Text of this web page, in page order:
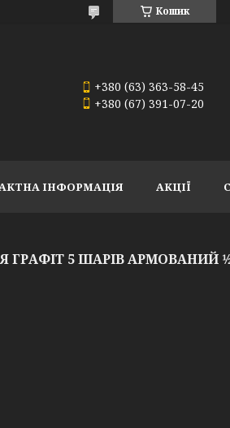
Кошик
+380 (63) 363-58-45
+380 (67) 391-07-20
ІНФОРМАЦІЯ АКЦІЇ
5 ШАРІВ АРМОВАНИЙ